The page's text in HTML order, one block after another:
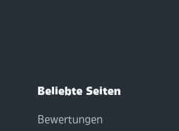
Beliebte Seiten
Bewertungen